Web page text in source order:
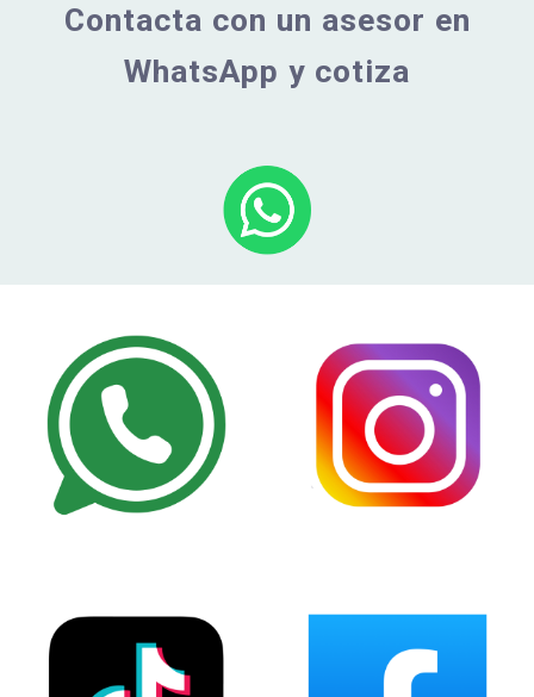
Contacta con un asesor en
WhatsApp y cotiza